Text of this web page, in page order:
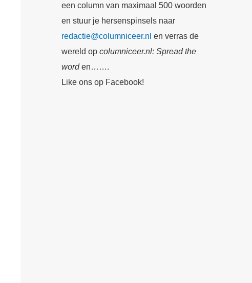
een column van maximaal 500 woorden
en stuur je hersenspinsels naar
redactie@columniceer.nl en verras de
wereld op columniceer.nl: Spread the
worden…….
Like ons op Facebook!